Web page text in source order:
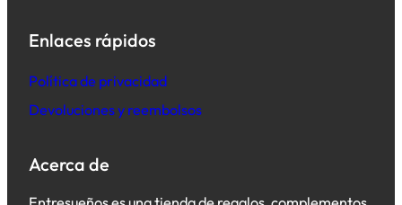
Enlaces rápidos
Política de privacidad
Devoluciones y reembolsos
Acerca de